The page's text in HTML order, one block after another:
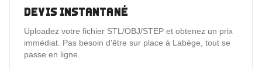
Devis instantané
Uploadez votre fichier STL/OBJ/STEP et obtenez un prix
immédiat. Pas besoin d'être sur place à Labège, tout se
passe en ligne.